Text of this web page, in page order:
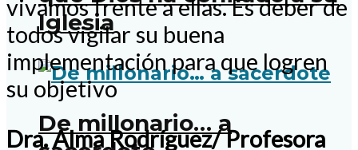
Iglesia
De millonario… a
vivamos frente a ellas. Es deber de
todos vigilar su buena
implementación para que logren
su objetivo
Dra. Alma Rodríguez/ Profesora